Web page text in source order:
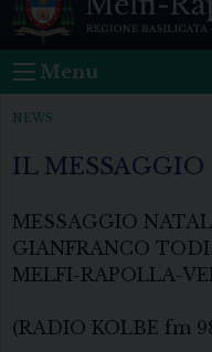
Menu
NEWS
IL MESSAGGIO
MESSAGGIO
GIANFRANCO
MELFI-RAPOLLA-
(RADIO KOLBE fm